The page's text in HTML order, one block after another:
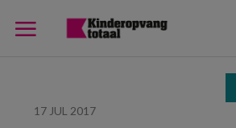
17 JUL 2017